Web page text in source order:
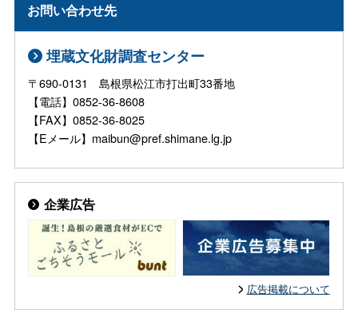
お問い合わせ先
埋蔵文化財調査センター
〒690-0131 島根県松江市打出町33番地
【電話】0852-36-8608
【FAX】0852-36-8025
【Eメール】maibun@pref.shimane.lg.jp
企業広告
広告掲載について